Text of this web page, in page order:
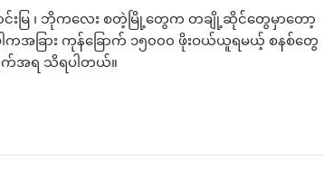
ာင်းမြ ၊ ဘိုကလေး စတဲ့မြို့တွေက တချို့ဆိုင်တွေမှာတော့
ြား ကုန်ခြောက် ၁၅၀၀၀ ဖိုးဝယ်ယူရမယ့် စနစ်တွေ
ျက်အရ သိရပါတယ်။